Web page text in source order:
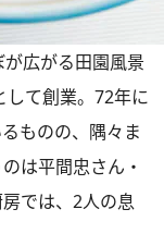
広がる田園風景
て創業。72年に
ものの、隅々ま
は平間忠さん・
では、2人の息